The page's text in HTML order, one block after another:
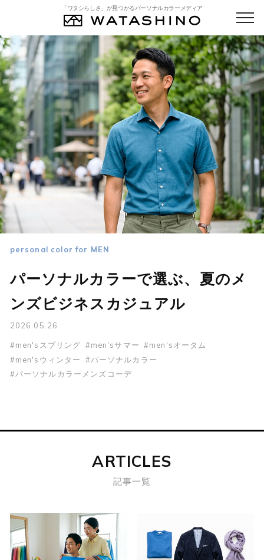
「ワタシらしさ」が見つかるパーソナルカラーメディア
personal color for MEN
パーソナルカラーで選ぶ、夏のメ
ンズビジネスカジュアル
2026.05.26
#men'sスプリング #men'sサマー #men'sオータム
#men'sウィンター
#パーソナルカラー
#パーソナルカラーメンズコーデ
ARTICLES
記事一覧